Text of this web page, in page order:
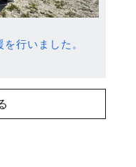
行いました。